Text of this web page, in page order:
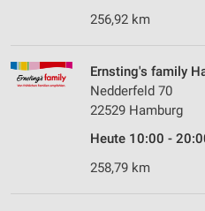
256,92 km
Ernsting's family
Nedderfeld 70
22529 Hamburg
Heute 10:00 -
258,79 km